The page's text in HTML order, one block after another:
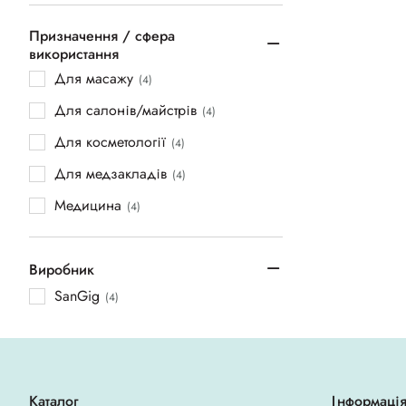
Призначення / сфера
використання
Для масажу (4)
Для салонів/майстрів (4)
Для косметології (4)
Для медзакладів (4)
Медицина (4)
Виробник
SanGig (4)
Каталог Інформація